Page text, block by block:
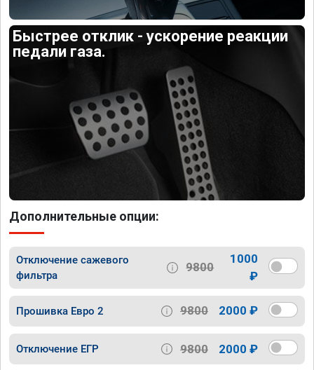
Быстрее отклик - ускорение реакции
педали газа.
Дополнительные опции:
Отключение сажевого
фильтра
9800
1000
₽
Прошивка Евро 2 9800 2000 ₽
Отключение ЕГР 9800 2000 ₽